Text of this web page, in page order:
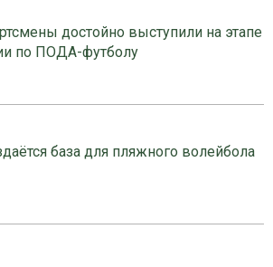
достойно выступили на этапе
по ПОДА-футболу
база для пляжного волейбола